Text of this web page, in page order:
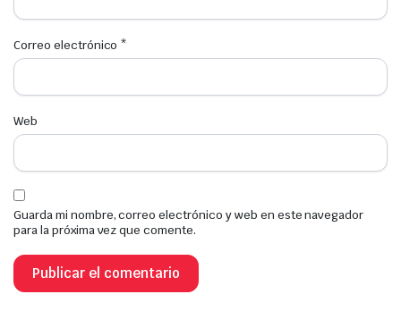
Correo electrónico *
Web
Guarda mi nombre, correo electrónico y web en este navegador
para la próxima vez que comente.